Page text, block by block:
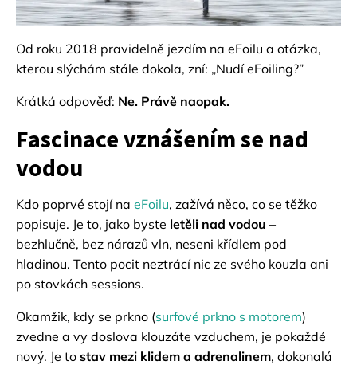
Od roku 2018 pravidelně jezdím na eFoilu a otázka,
kterou slýchám stále dokola, zní: „Nudí eFoiling?”
Krátká odpověď: Ne. Právě naopak.
Fascinace vznášením se nad
vodou
Kdo poprvé stojí na eFoilu, zažívá něco, co se těžko
popisuje. Je to, jako byste letěli nad vodou –
bezhlučně, bez nárazů vln, neseni křídlem pod
hladinou. Tento pocit neztrácí nic ze svého kouzla ani
po stovkách sessions.
Okamžik, kdy se prkno (surfové prkno s motorem)
zvedne a vy doslova klouzáte vzduchem, je pokaždé
nový. Je to stav mezi klidem a adrenalinem, dokonalá